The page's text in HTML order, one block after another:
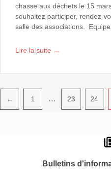
chasse aux déchets le 15
souhaitez participer, rendez-
salle des associations.
Lire la suite →
Pagination
← 1 … 23 24
Bulletins